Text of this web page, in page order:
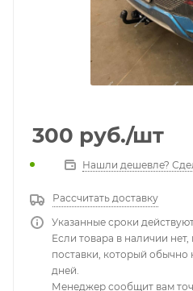
300 руб./шт
Нашли дешевле?
Рассчитать доставку
Указанные сроки
Если товара в наличии
поставки, который обычно
дней.
Менеджер сообщит вам